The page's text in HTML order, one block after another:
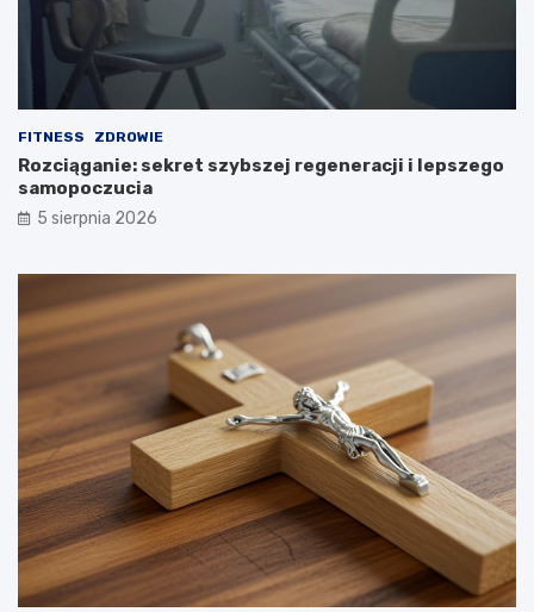
FITNESS ZDROWIE
Rozciąganie: sekret szybszej regeneracji i lepszego
samopoczucia
5 sierpnia 2026